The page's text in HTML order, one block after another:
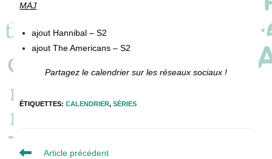
MAJ
ajout Hannibal – S2
ajout The Americans – S2
Partagez le calendrier sur les réseaux sociaux !
ÉTIQUETTES:CALENDRIER, SÉRIES
Read
Article précédent